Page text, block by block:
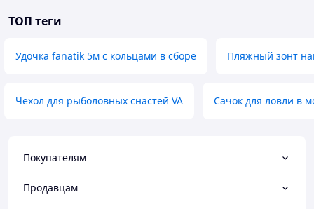
ТОП теги
Удочка fanatik 5м с кольцами в сборе Пляжный зонт
Чехол для рыболовных снастей VA Сачок для ловли в
Покупателям
Продавцам